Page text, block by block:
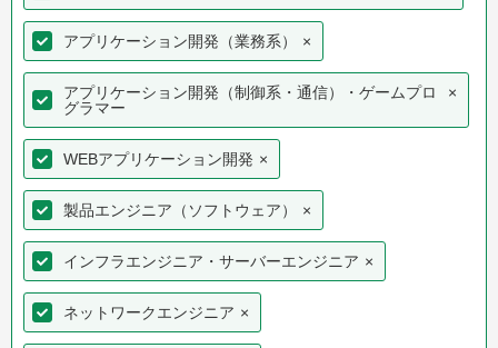
アプリケーション開発（業務系） ×
アプリケーション開発（制御系・通信）・ゲームプロ
グラマー
×
WEBアプリケーション開発 ×
製品エンジニア（ソフトウェア） ×
インフラエンジニア・サーバーエンジニア ×
ネットワークエンジニア ×